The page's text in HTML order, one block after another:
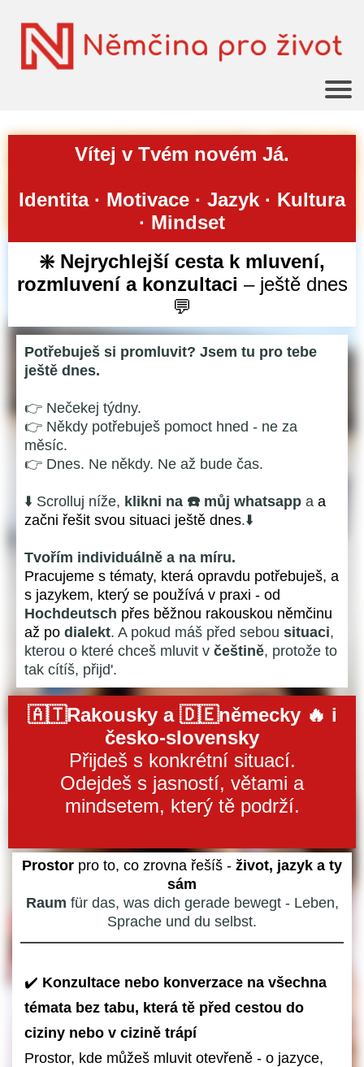
Vítej v Tvém novém Já.
Identita · Motivace · Jazyk · Kultura
· Mindset
❇️ Nejrychlejší cesta k mluvení,
rozmluvení a konzultaci – ještě dnes
💬
Potřebuješ si promluvit? Jsem tu pro tebe
ještě dnes.
👉 Nečekej týdny.
👉 Někdy potřebuješ pomoct hned - ne za
měsíc.
👉 Dnes. Ne někdy. Ne až bude čas.
⬇️ Scrolluj níže, klikni na ☎️ můj whatsapp a a
začni řešit svou situaci ještě dnes.⬇️
Tvořím individuálně a na míru.
Pracujeme s tématy, která opravdu potřebuješ, a
s jazykem, který se používá v praxi - od
Hochdeutsch přes běžnou rakouskou němčinu
až po dialekt. A pokud máš před sebou situaci,
kterou o které chceš mluvit v češtině, protože to
tak cítíš, přijd'.
🇦🇹Rakousky a 🇩🇪německy 🔥 i
česko-slovensky
Přijdeš s konkrétní situací.
Odejdeš s jasností, větami a
mindsetem, který tě podrží.
Prostor pro to, co zrovna řešíš - život, jazyk a ty
sám
Raum für das, was dich gerade bewegt - Leben,
Sprache und du selbst.
✔️ Konzultace nebo konverzace na všechna
témata bez tabu, která tě před cestou do
ciziny nebo v cizině trápí
Prostor, kde můžeš mluvit otevřeně - o jazyce,